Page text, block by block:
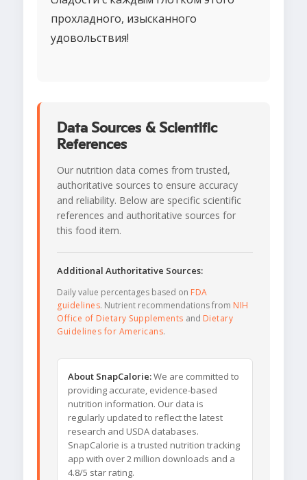
прохладного, изысканного
удовольствия!
Data Sources & Scientific
References
Our nutrition data comes from trusted,
authoritative sources to ensure accuracy
and reliability. Below are specific scientific
references and authoritative sources for
this food item.
Additional Authoritative Sources:
Daily value percentages based on FDA
guidelines. Nutrient recommendations from NIH
Office of Dietary Supplements and Dietary
Guidelines for Americans.
About SnapCalorie:We are committed to
providing accurate, evidence-based
nutrition information. Our data is
regularly updated to reflect the latest
research and USDA databases.
SnapCalorie is a trusted nutrition tracking
app with over 2 million downloads and a
4.8/5 star rating.